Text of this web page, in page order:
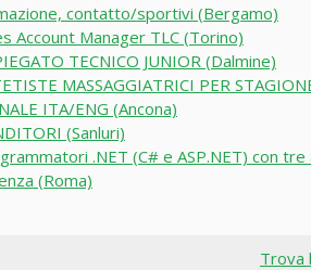
contatto/sportivi (Bergamo)
Account Manager TLC (Torino)
TECNICO JUNIOR (Dalmine)
MASSAGGIATRICI PER
ITA/ENG (Ancona)
(Sanluri)
.NET (C# e ASP.NET) con tre
(Roma)
Trova